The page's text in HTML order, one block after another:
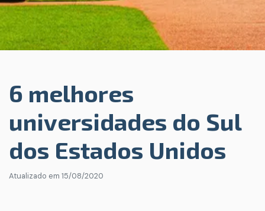
6 melhores
universidades do Sul
dos Estados Unidos
Atualizado em 15/08/2020